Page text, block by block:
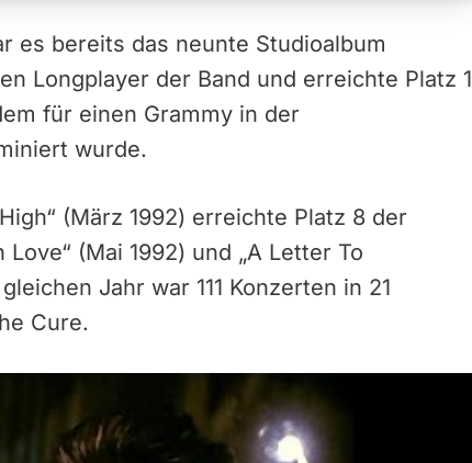
es bereits das neunte Studioalbum
Longplayer der Band und erreichte Platz 1
für einen Grammy in der
wurde.
(März 1992) erreichte Platz 8 der
(Mai 1992) und „A Letter To
Jahr war 111 Konzerten in 21
Cure.